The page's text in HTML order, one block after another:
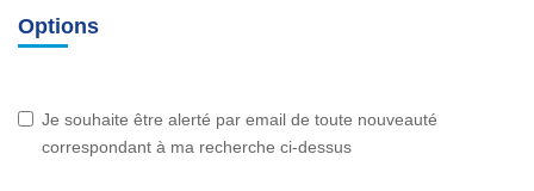
Options
Je souhaite être alerté par email de toute nouveauté
correspondant à ma recherche ci-dessus